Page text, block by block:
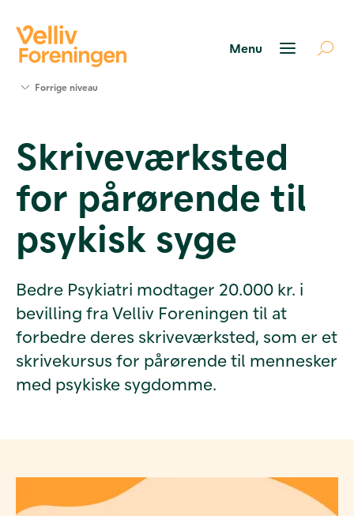
Værktøjer
og viden
Om Velliv
Foreningen
os
Forrige niveau
Skriveværksted
for pårørende til
psykisk syge
Bedre Psykiatri modtager 20.000 kr. i
bevilling fra Velliv Foreningen til at
forbedre deres skriveværksted, som er et
skrivekursus for pårørende til mennesker
med psykiske sygdomme.